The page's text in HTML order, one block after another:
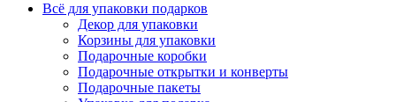
Всё для упаковки подарков
Декор для упаковки
Корзины для упаковки
Подарочные коробки
Подарочные открытки и конверты
Подарочные пакеты